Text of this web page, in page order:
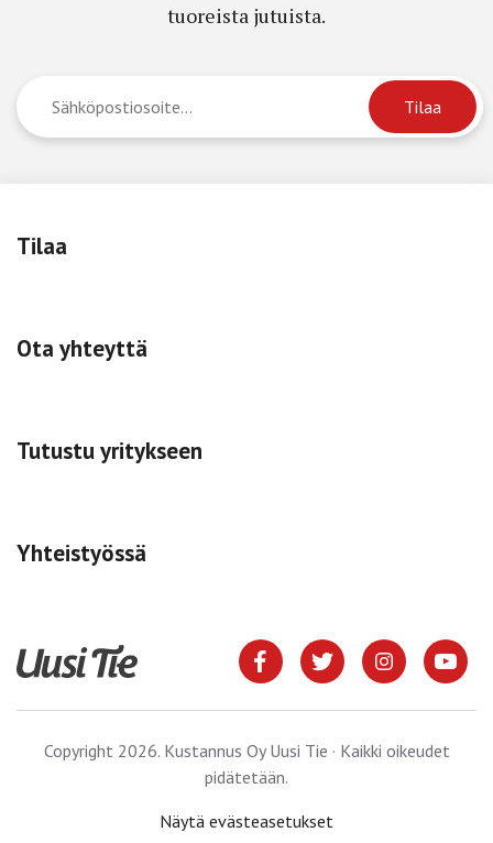
tuoreista jutuista.
Tilaa
Ota yhteyttä
Tutustu yritykseen
Yhteistyössä
Copyright 2026. Kustannus Oy Uusi Tie · Kaikki oikeudet
pidätetään.
Näytä evästeasetukset